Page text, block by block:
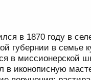
в 1870 году в
губернии в семье
в миссионерской
в иконописную